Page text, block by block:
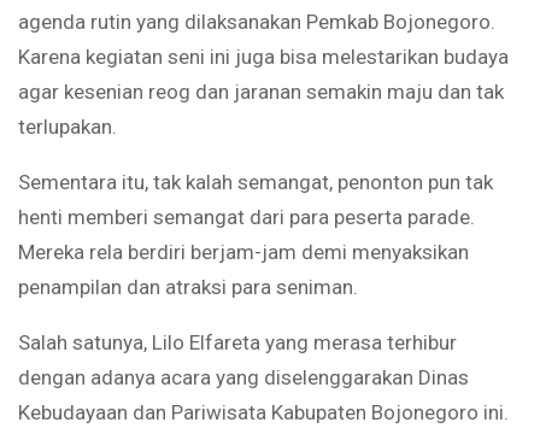
agenda rutin yang dilaksanakan Pemkab Bojonegoro.
Karena kegiatan seni ini juga bisa melestarikan budaya
agar kesenian reog dan jaranan semakin maju dan tak
terlupakan.
Sementara itu, tak kalah semangat, penonton pun tak
henti memberi semangat dari para peserta parade.
Mereka rela berdiri berjam-jam demi menyaksikan
penampilan dan atraksi para seniman.
Salah satunya, Lilo Elfareta yang merasa terhibur
dengan adanya acara yang diselenggarakan Dinas
Kebudayaan dan Pariwisata Kabupaten Bojonegoro ini.